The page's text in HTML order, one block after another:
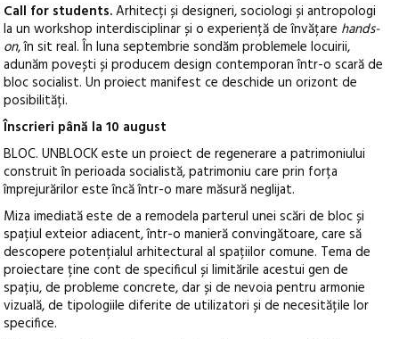
Call for students.Arhitecți și designeri, sociologi și antropologi
la un workshop interdisciplinar și o experiență de învățare hands-
on, în sit real. În luna septembrie sondăm problemele locuirii,
adunăm povești și producem design contemporan într-o scară de
bloc socialist. Un proiect manifest ce deschide un orizont de
posibilități.
Înscrieri până la 10 august
BLOC. UNBLOCK este un proiect de regenerare a patrimoniului
construit în perioada socialistă, patrimoniu care prin forța
împrejurărilor este încă într-o mare măsură neglijat.
Miza imediată este de a remodela parterul unei scări de bloc și
spațiul exteior adiacent, într-o manieră convingătoare, care să
descopere potențialul arhitectural al spațiilor comune. Tema de
proiectare ține cont de specificul și limitările acestui gen de
spațiu, de probleme concrete, dar și de nevoia pentru armonie
vizuală, de tipologiile diferite de utilizatori și de necesitățile lor
specifice.